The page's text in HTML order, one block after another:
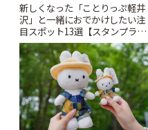
新しくなった「ことりっぷ軽井
沢」と一緒におでかけしたい注
目スポット13選【スタンプラリ
ー開催中】 | ことりっぷ